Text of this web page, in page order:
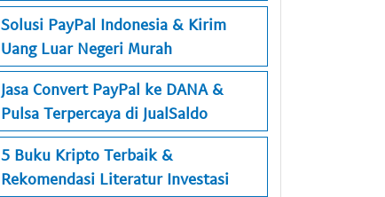
Solusi PayPal Indonesia & Kirim
Uang Luar Negeri Murah
Jasa Convert PayPal ke DANA &
Pulsa Terpercaya di JualSaldo
5 Buku Kripto Terbaik &
Rekomendasi Literatur Investasi